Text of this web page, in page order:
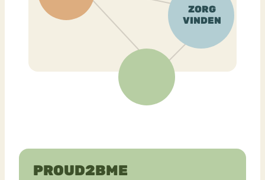
PROUD2BME